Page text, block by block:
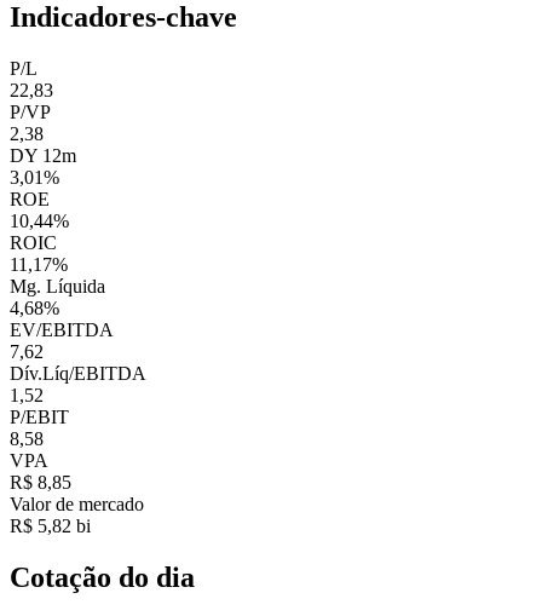
Indicadores-chave
P/L
22,83
P/VP
2,38
DY 12m
3,01%
ROE
10,44%
ROIC
11,17%
Mg. Líquida
4,68%
EV/EBITDA
7,62
Dív.Líq/EBITDA
1,52
P/EBIT
8,58
VPA
R$ 8,85
Valor de mercado
R$ 5,82 bi
Cotação do dia